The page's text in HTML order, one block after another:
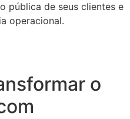
pública de seus clientes e
operacional.
o